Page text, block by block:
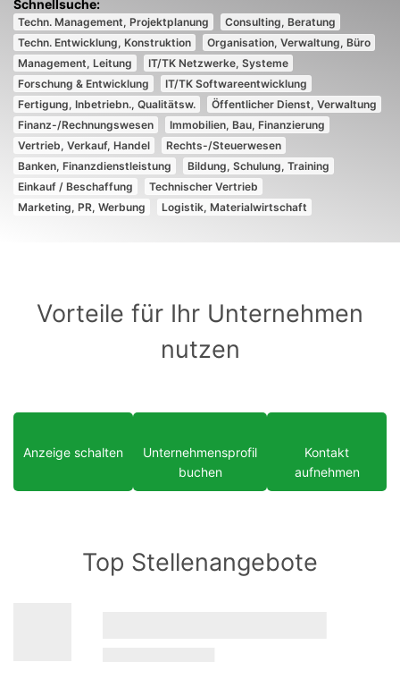
Techn. Management, Projektplanung
Consulting, Beratung
Techn. Entwicklung, Konstruktion
Organisation, Verwaltung, Büro
Management, Leitung
IT/TK Netzwerke, Systeme
Forschung & Entwicklung
IT/TK Softwareentwicklung
Fertigung, Inbetriebn., Qualitätsw.
Öffentlicher Dienst, Verwaltung
Finanz-/Rechnungswesen
Immobilien, Bau, Finanzierung
Vertrieb, Verkauf, Handel
Rechts-/Steuerwesen
Banken, Finanzdienstleistung
Bildung, Schulung, Training
Einkauf / Beschaffung
Technischer Vertrieb
Marketing, PR, Werbung
Logistik, Materialwirtschaft
Vorteile für Ihr Unternehmen
nutzen
Anzeige schalten
Unternehmensprofil
buchen
Kontakt
aufnehmen
Top Stellenangebote